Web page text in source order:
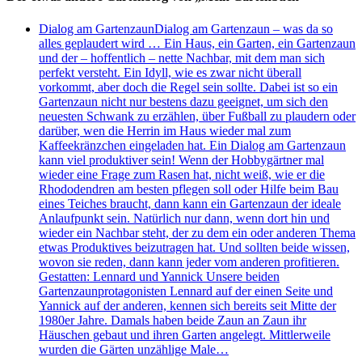
Dialog am GartenzaunDialog am Gartenzaun – was da so
alles geplaudert wird … Ein Haus, ein Garten, ein Gartenzaun
und der – hoffentlich – nette Nachbar, mit dem man sich
perfekt versteht. Ein Idyll, wie es zwar nicht überall
vorkommt, aber doch die Regel sein sollte. Dabei ist so ein
Gartenzaun nicht nur bestens dazu geeignet, um sich den
neuesten Schwank zu erzählen, über Fußball zu plaudern oder
darüber, wen die Herrin im Haus wieder mal zum
Kaffeekränzchen eingeladen hat. Ein Dialog am Gartenzaun
kann viel produktiver sein! Wenn der Hobbygärtner mal
wieder eine Frage zum Rasen hat, nicht weiß, wie er die
Rhododendren am besten pflegen soll oder Hilfe beim Bau
eines Teiches braucht, dann kann ein Gartenzaun der ideale
Anlaufpunkt sein. Natürlich nur dann, wenn dort hin und
wieder ein Nachbar steht, der zu dem ein oder anderen Thema
etwas Produktives beizutragen hat. Und sollten beide wissen,
wovon sie reden, dann kann jeder vom anderen profitieren.
Gestatten: Lennard und Yannick Unsere beiden
Gartenzaunprotagonisten Lennard auf der einen Seite und
Yannick auf der anderen, kennen sich bereits seit Mitte der
1980er Jahre. Damals haben beide Zaun an Zaun ihr
Häuschen gebaut und ihren Garten angelegt. Mittlerweile
wurden die Gärten unzählige Male…